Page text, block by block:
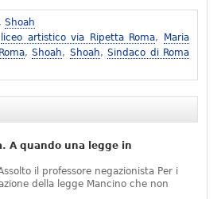
, Shoah
liceo artistico via Ripetta Roma,
Maria
Roma, Shoah, Shoah, Sindaco di Roma
A quando una legge in
il professore negazionista Per i
della legge Mancino che non